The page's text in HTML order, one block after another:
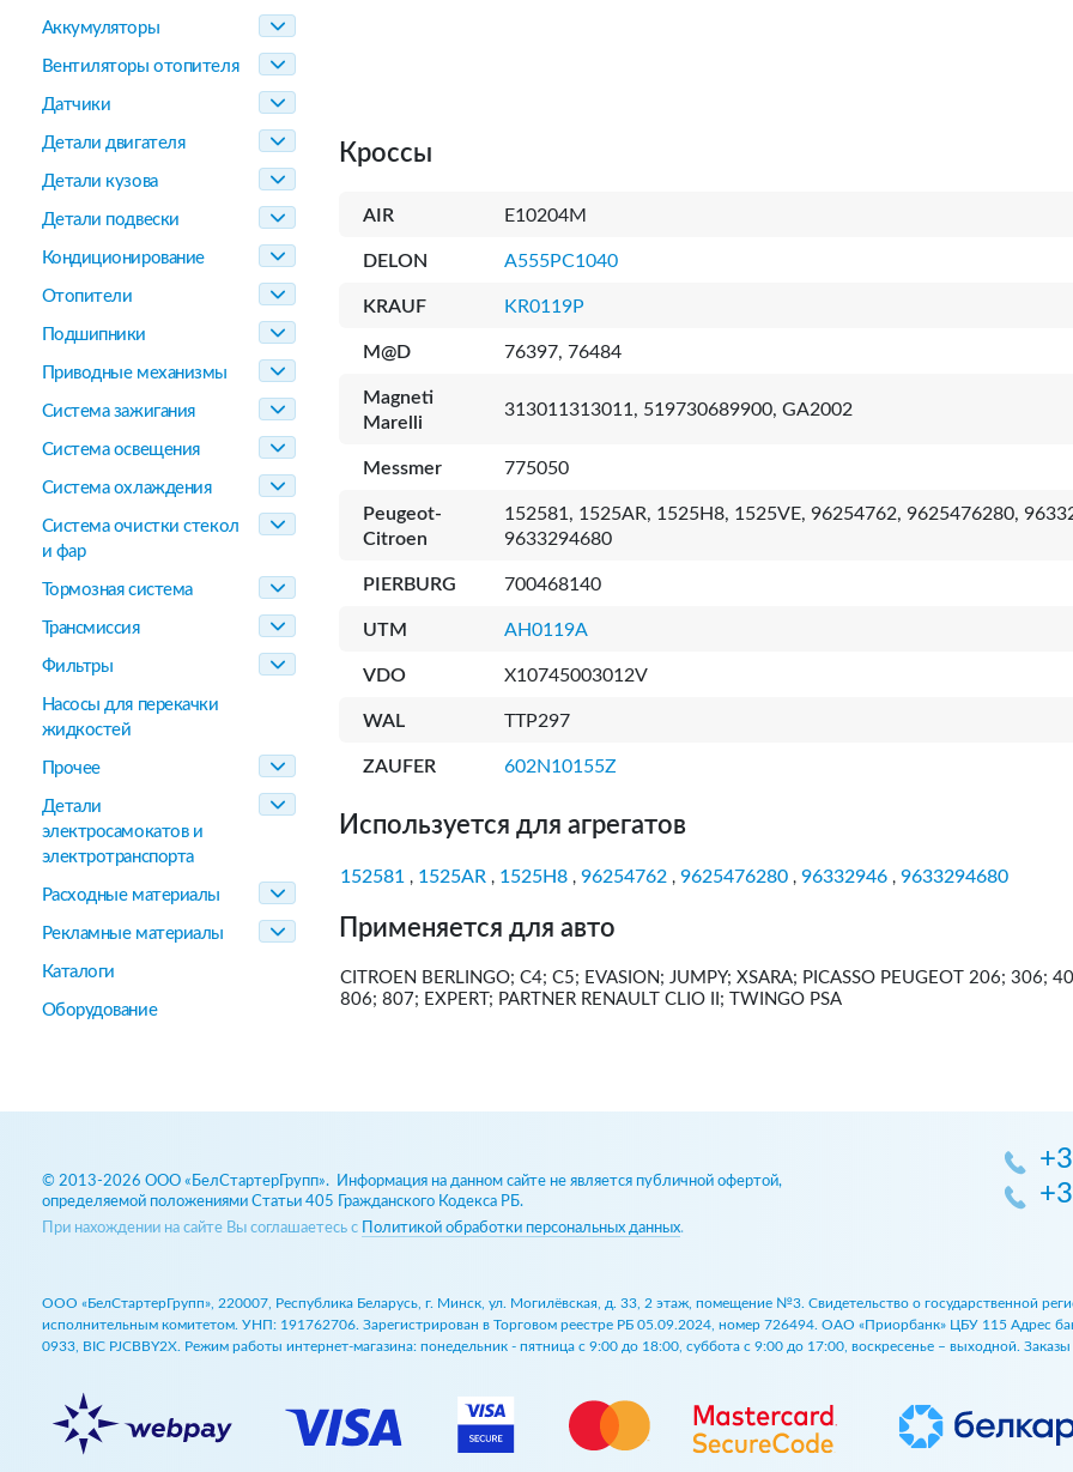
Аккумуляторы
Вентиляторы отопителя
Датчики
Детали двигателя
Детали кузова
Детали подвески
Кондиционирование
Отопители
Подшипники
Приводные механизмы
Система зажигания
Система освещения
Система охлаждения
Система очистки стекол
и фар
Тормозная система
Трансмиссия
Фильтры
Насосы для перекачки
жидкостей
Прочее
Детали
электросамокатов и
электротранспорта
Расходные материалы
Рекламные материалы
Каталоги
Оборудование
Кроссы
AIR E10204M
DELON A555PC1040
KRAUF KR0119P
M@D 76397, 76484
Magneti
Marelli
313011313011, 519730689900, GA2002
Messmer 775050
Peugeot-
Citroen
152581, 1525AR, 1525H8, 1525VE, 96254762, 9625476280,
9633294680
PIERBURG 700468140
UTM AH0119A
VDO X10745003012V
WAL TTP297
ZAUFER 602N10155Z
Используется для агрегатов
152581 , 1525AR , 1525H8 , 96254762 , 9625476280 , 96332946 , 9633294680
Применяется для авто
CITROEN BERLINGO; C4; C5; EVASION; JUMPY; XSARA; PICASSO PEUGEOT 206; 306;
806; 807; EXPERT; PARTNER RENAULT CLIO II; TWINGO PSA
© 2013-2026 ООО «БелСтартерГрупп». Информация на данном сайте не является публичной офертой,
определяемой положениями Статьи 405 Гражданского Кодекса РБ.
При нахождении на сайте Вы соглашаетесь с
Политикой обработки персональных данных.
ООО «БелСтартерГрупп», 220007, Республика Беларусь, г. Минск, ул. Могилёвская, д. 33, 2 этаж, помещение №3. Свидетельство о государственной
исполнительным комитетом. УНП: 191762706. Зарегистрирован в Торговом реестре РБ 05.09.2024, номер 726494. ОАО «Приорбанк» ЦБУ 115 Адрес
0933, BIC PJCBBY2X. Режим работы интернет-магазина: понедельник - пятница с 9:00 до 18:00, суббота с 9:00 до 17:00, воскресенье – выходной.